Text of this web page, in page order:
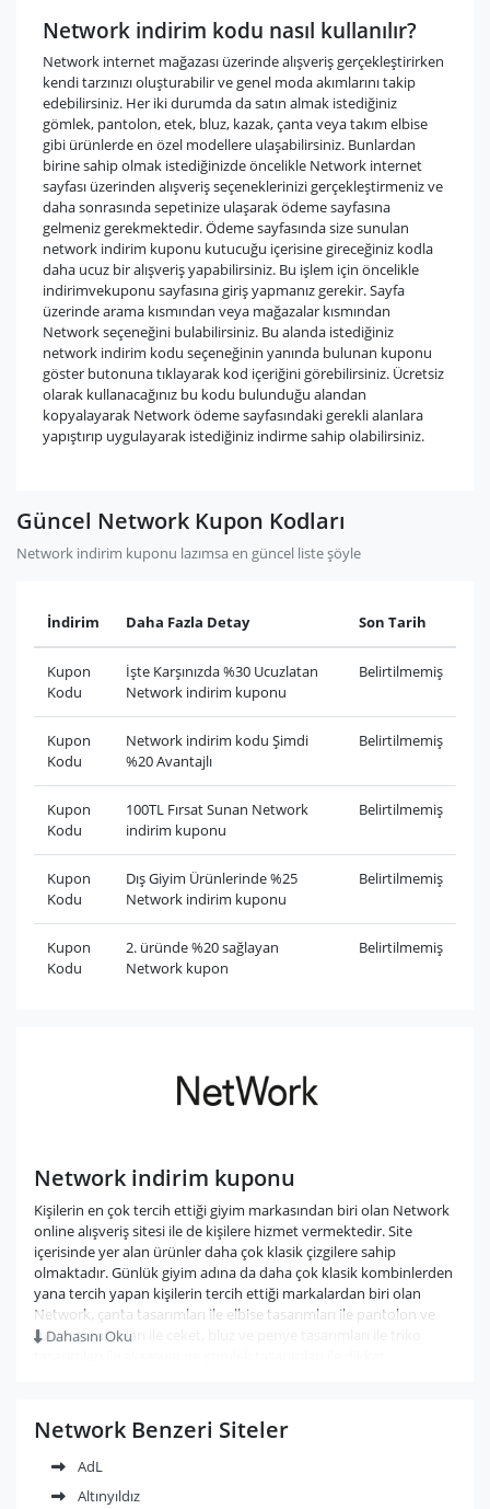
Network indirim kodu nasıl kullanılır?
Network internet mağazası üzerinde alışveriş gerçekleştirirken
kendi tarzınızı oluşturabilir ve genel moda akımlarını takip
edebilirsiniz. Her iki durumda da satın almak istediğiniz
gömlek, pantolon, etek, bluz, kazak, çanta veya takım elbise
gibi ürünlerde en özel modellere ulaşabilirsiniz. Bunlardan
birine sahip olmak istediğinizde öncelikle Network internet
sayfası üzerinden alışveriş seçeneklerinizi gerçekleştirmeniz ve
daha sonrasında sepetinize ulaşarak ödeme sayfasına
gelmeniz gerekmektedir. Ödeme sayfasında size sunulan
network indirim kuponu kutucuğu içerisine gireceğiniz kodla
daha ucuz bir alışveriş yapabilirsiniz. Bu işlem için öncelikle
indirimvekuponu sayfasına giriş yapmanız gerekir. Sayfa
üzerinde arama kısmından veya mağazalar kısmından
Network seçeneğini bulabilirsiniz. Bu alanda istediğiniz
network indirim kodu seçeneğinin yanında bulunan kuponu
göster butonuna tıklayarak kod içeriğini görebilirsiniz. Ücretsiz
olarak kullanacağınız bu kodu bulunduğu alandan
kopyalayarak Network ödeme sayfasındaki gerekli alanlara
yapıştırıp uygulayarak istediğiniz indirme sahip olabilirsiniz.
Güncel Network Kupon Kodları
Network indirim kuponu lazımsa en güncel liste şöyle
İndirim Daha Fazla Detay Son Tarih
Kupon
Kodu
İşte Karşınızda %30 Ucuzlatan
Network indirim kuponu
Belirtilmemiş
Kupon
Kodu
Network indirim kodu Şimdi
%20 Avantajlı
Belirtilmemiş
Kupon
Kodu
100TL Fırsat Sunan Network
indirim kuponu
Belirtilmemiş
Kupon
Kodu
Dış Giyim Ürünlerinde %25
Network indirim kuponu
Belirtilmemiş
Kupon
Kodu
2. üründe %20 sağlayan
Network kupon
Belirtilmemiş
Network indirim kuponu
Kişilerin en çok tercih ettiği giyim markasından biri olan Network
online alışveriş sitesi ile de kişilere hizmet vermektedir. Site
içerisinde yer alan ürünler daha çok klasik çizgilere sahip
olmaktadır. Günlük giyim adına da daha çok klasik kombinlerden
yana tercih yapan kişilerin tercih ettiği markalardan biri olan
Network, çanta tasarımları ile elbise tasarımları ile pantolon ve
tulum tasarımları ile ceket, bluz ve penye tasarımları ile triko
alabilme şansına sahip olabilirsiniz. Erkekler ve kadınlar adına
özel tasarımların yer aldığı sitede bayanlar adına özel çanta
tasarımları, ayakkabı tasarımları, elbise ve etek tasarımları göz
kemerler, mevsimlik hırkalar, dar paça pantolonlar, cüzdanlar ve
Dahasını Oku
Network Benzeri Siteler
AdL
Altınyıldız